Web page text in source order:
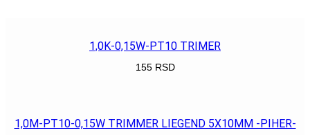
1,0K-0,15W-PT10 TRIMER
155 RSD
1,0M-PT10-0,15W TRIMMER LIEGEND 5X10MM -PIHER-